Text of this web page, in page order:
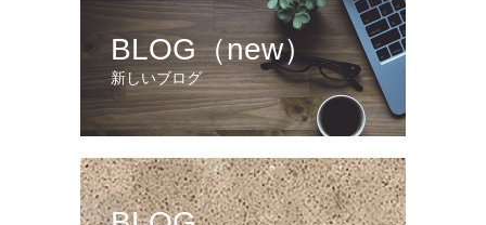
BLOG（new）
新しいブログ